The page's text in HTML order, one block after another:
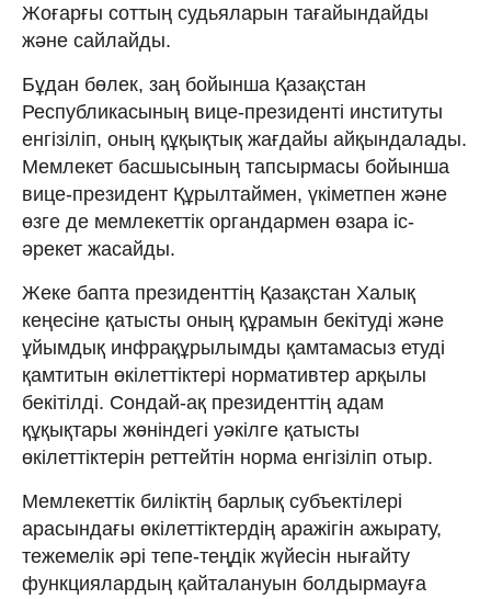
Жоғарғы соттың судьяларын тағайындайды
және сайлайды.
Бұдан бөлек, заң бойынша Қазақстан
Республикасының вице-президенті институты
енгізіліп, оның құқықтық жағдайы айқындалады.
Мемлекет басшысының тапсырмасы бойынша
вице-президент Құрылтаймен, үкіметпен және
өзге де мемлекеттік органдармен өзара іс-
әрекет жасайды.
Жеке бапта президенттің Қазақстан Халық
кеңесіне қатысты оның құрамын бекітуді және
ұйымдық инфрақұрылымды қамтамасыз етуді
қамтитын өкілеттіктері нормативтер арқылы
бекітілді. Сондай-ақ президенттің адам
құқықтары жөніндегі уәкілге қатысты
өкілеттіктерін реттейтін норма енгізіліп отыр.
Мемлекеттік биліктің барлық субъектілері
арасындағы өкілеттіктердің аражігін ажырату,
тежемелік әрі тепе-теңдік жүйесін нығайту
функциялардың қайталануын болдырмауға